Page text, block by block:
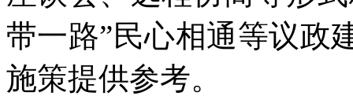
带一路”民心相通等议政
施策提供参考。